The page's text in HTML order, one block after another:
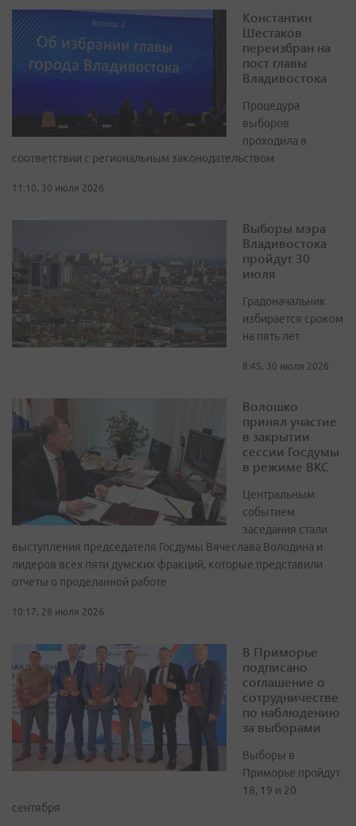
Константин
Шестаков
переизбран на
пост главы
Владивостока
Процедура
выборов
проходила в
соответствии с региональным законодательством
11:10, 30 июля 2026
Выборы мэра
Владивостока
пройдут 30
июля
Градоначальник
избирается сроком
на пять лет
8:45, 30 июля 2026
Волошко
принял участие
в закрытии
сессии Госдумы
в режиме ВКС
Центральным
событием
заседания стали
выступления председателя Госдумы Вячеслава Володина и
лидеров всех пяти думских фракций, которые представили
отчеты о проделанной работе
10:17, 28 июля 2026
В Приморье
подписано
соглашение о
сотрудничестве
по наблюдению
за выборами
Выборы в
Приморье пройдут
18, 19 и 20
сентября